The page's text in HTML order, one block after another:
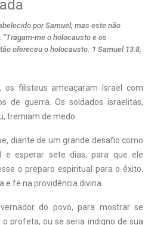
por Samuel; mas este não
me o holocausto e os
ofereceu o holocausto. 1 Samuel 13:8,
os filisteus ameaçaram Israel com
de guerra. Os soldados israelitas,
tremiam de medo.
diante de um grande desafio como
e esperar sete dias, para que ele
o preparo espiritual para o êxito.
e fé na providência divina.
do povo, para mostrar se
profeta, ou se seria indigno de sua